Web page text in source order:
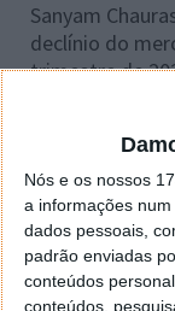
Nós e os nossos
a informações
dados pessoais,
padrão enviadas
conteúdos
conteúdos,
Sanyam
declínio do
trimestre de
todo o setor.
continuaram a
operações
Apesar dos
promoções
consumidor
segmento de
afetou a